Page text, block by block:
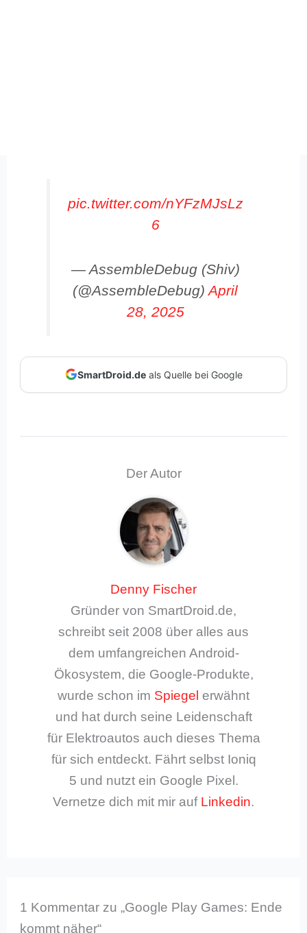
pic.twitter.com/nYFzMJsLz
6
— AssembleDebug (Shiv)
(@AssembleDebug) April
28, 2025
SmartDroid.deals Quelle bei Google
Der Autor
Denny Fischer
Gründer von SmartDroid.de,
schreibt seit 2008 über alles aus
dem umfangreichen Android-
Ökosystem, die Google-Produkte,
wurde schon im Spiegel erwähnt
und hat durch seine Leidenschaft
für Elektroautos auch dieses Thema
für sich entdeckt. Fährt selbst Ioniq
5 und nutzt ein Google Pixel.
Vernetze dich mit mir auf Linkedin.
1 Kommentar zu „Google Play Games: Ende
kommt näher“